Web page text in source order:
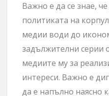
Важно е да се знае,
политиката на
медии води до
задължителни серии
медиите му за
интереси. Важно е
да е напълно наясно